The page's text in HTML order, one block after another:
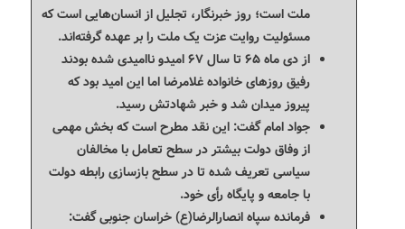
ملت است؛ روز خبرنگار، تجلیل از انسان‌هایی است که
مسئولیت روایت عزت یک ملت را بر عهده گرفته‌اند.
از دی ماه ۶۵ تا سال ۶۷ امیدو ناامیدی شده بودند
رفیق روزهای خانواده غلامرضا اما این امید بود که
پیروز میدان شد و خبر شهادتش رسید.
جواد امام گفت: این نقد مطرح است که بخش مهمی
از وفاق دولت بیشتر در سطح تعامل با مخالفان
سیاسی تعریف شده تا در سطح بازسازی رابطه دولت
با جامعه و پایگاه رأی خود.
فرمانده سپاه انصارالرضا(ع) خراسان جنوبی گفت: